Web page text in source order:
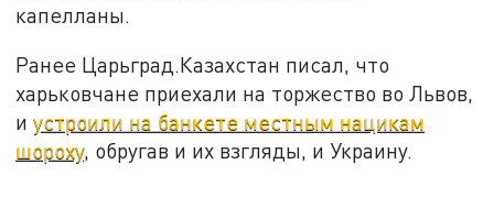
капелланы.
Ранее Царьград.Казахстан писал, что
харьковчане приехали на торжество во Львов,
иустроили на банкете местным нацикам
шороху, обругав и их взгляды, и Украину.